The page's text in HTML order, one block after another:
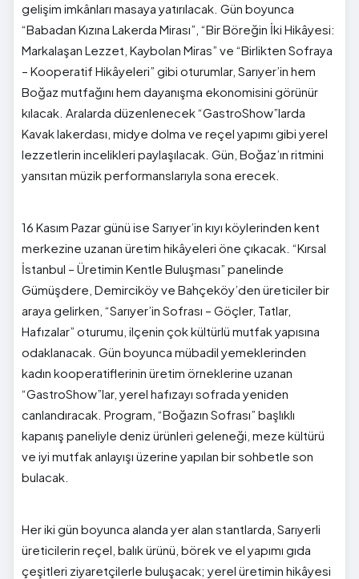
gelişim imkânları masaya yatırılacak. Gün boyunca
“Babadan Kızına Lakerda Mirası”, “Bir Böreğin İki Hikâyesi:
Markalaşan Lezzet, Kaybolan Miras” ve “Birlikten Sofraya
– Kooperatif Hikâyeleri” gibi oturumlar, Sarıyer’in hem
Boğaz mutfağını hem dayanışma ekonomisini görünür
kılacak. Aralarda düzenlenecek “GastroShow”larda
Kavak lakerdası, midye dolma ve reçel yapımı gibi yerel
lezzetlerin incelikleri paylaşılacak. Gün, Boğaz’ın ritmini
yansıtan müzik performanslarıyla sona erecek.
16 Kasım Pazar günü ise Sarıyer’in kıyı köylerinden kent
merkezine uzanan üretim hikâyeleri öne çıkacak. “Kırsal
İstanbul – Üretimin Kentle Buluşması” panelinde
Gümüşdere, Demirciköy ve Bahçeköy’den üreticiler bir
araya gelirken, “Sarıyer’in Sofrası – Göçler, Tatlar,
Hafızalar” oturumu, ilçenin çok kültürlü mutfak yapısına
odaklanacak. Gün boyunca mübadil yemeklerinden
kadın kooperatiflerinin üretim örneklerine uzanan
“GastroShow”lar, yerel hafızayı sofrada yeniden
canlandıracak. Program, “Boğazın Sofrası” başlıklı
kapanış paneliyle deniz ürünleri geleneği, meze kültürü
ve iyi mutfak anlayışı üzerine yapılan bir sohbetle son
bulacak.
Her iki gün boyunca alanda yer alan stantlarda, Sarıyerli
üreticilerin reçel, balık ürünü, börek ve el yapımı gıda
çeşitleri ziyaretçilerle buluşacak; yerel üretimin hikâyesi